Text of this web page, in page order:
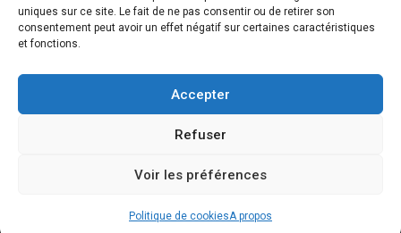
uniques sur ce site. Le fait de ne pas consentir ou de retirer son
consentement peut avoir un effet négatif sur certaines caractéristiques
et fonctions.
Accepter
Refuser
Voir les préférences
Politique de cookiesA propos
Compatibilité avec les téléviseurs 4K 120Hz et
8K, VRR (spécification HDMI v. 2.1)
“Tempest” 3D AudioTec
Construit avecGeneratePress